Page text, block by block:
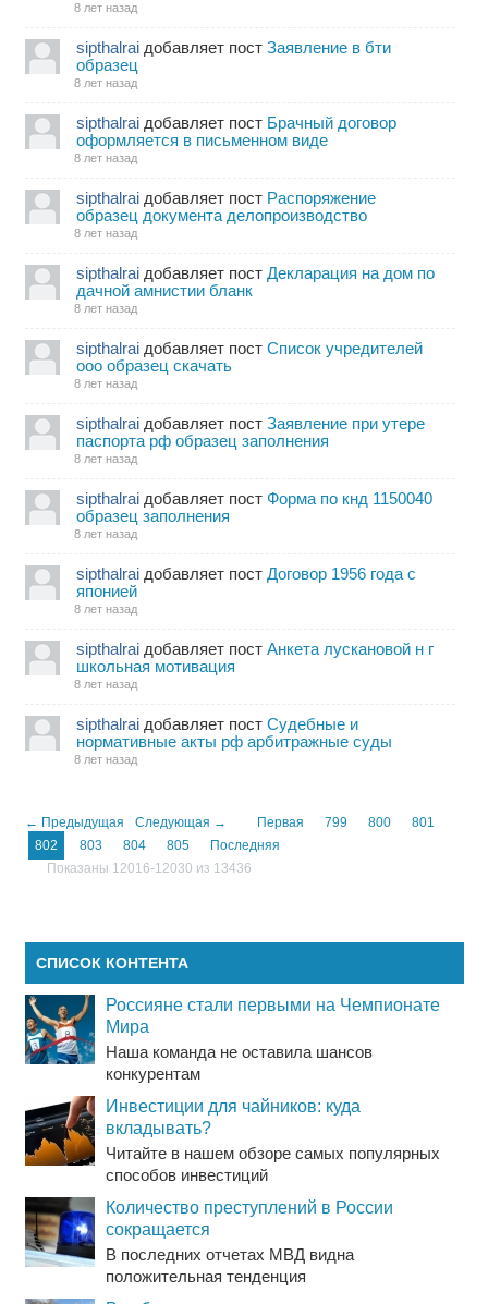
8 лет назад
sipthalraiдобавляет пост Заявление в бти
образец
8 лет назад
sipthalraiдобавляет пост Брачный договор
оформляется в письменном виде
8 лет назад
sipthalraiдобавляет пост Распоряжение
образец документа делопроизводство
8 лет назад
sipthalraiдобавляет пост Декларация на дом по
дачной амнистии бланк
8 лет назад
sipthalraiдобавляет пост Список учредителей
ооо образец скачать
8 лет назад
sipthalraiдобавляет пост Заявление при утере
паспорта рф образец заполнения
8 лет назад
sipthalraiдобавляет пост Форма по кнд 1150040
образец заполнения
8 лет назад
sipthalraiдобавляет пост Договор 1956 года с
японией
8 лет назад
sipthalraiдобавляет пост Анкета лускановой н г
школьная мотивация
8 лет назад
sipthalraiдобавляет пост Судебные и
нормативные акты рф арбитражные суды
8 лет назад
← Предыдущая Следующая → Первая 799 800
801
802
803 804 805
Последняя
Показаны 12016-12030 из 13436
СПИСОК КОНТЕНТА
Россияне стали первыми на Чемпионате
Мира
Наша команда не оставила шансов
конкурентам
Инвестиции для чайников: куда
вкладывать?
Читайте в нашем обзоре самых популярных
способов инвестиций
Количество преступлений в России
сокращается
В последних отчетах МВД видна
положительная тенденция